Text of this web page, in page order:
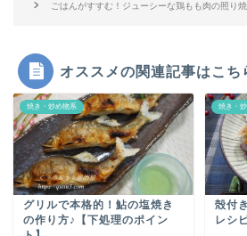
ごはんがすすむ！ジューシーな鶏もも肉の照り
オススメの関連記事はこち
焼き・炒め物系
グリルで本格的！鮎の塩焼き
の作り方♪【下処理のポイン
焼き・
殻付
レシ